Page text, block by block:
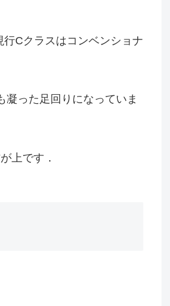
Cクラスはコンベンショナ
った足回りになっていま
上です．